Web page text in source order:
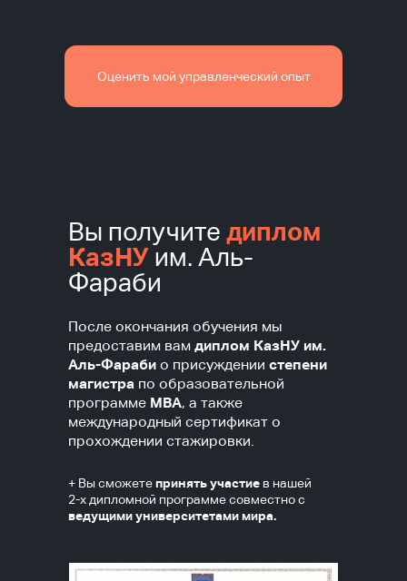
Оценить мой управленческий опыт
Вы получите диплом
КазНУ им. Аль-
Фараби
После окончания обучения мы
предоставим вам диплом КазНУ им.
Аль-Фараби о присуждении степени
магистра по образовательной
программе MBA, а также
международный сертификат о
прохождении стажировки.
+ Вы сможетепринять участие в нашей
2-х дипломной программе совместно с
ведущими университетами мира.